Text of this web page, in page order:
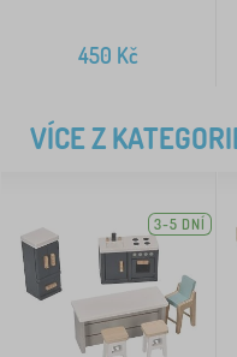
450 Kč
VÍCE Z
3-5 DNÍ